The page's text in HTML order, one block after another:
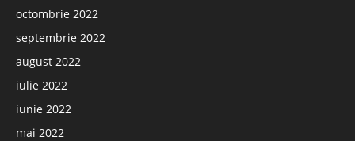
octombrie 2022
septembrie 2022
august 2022
iulie 2022
iunie 2022
mai 2022